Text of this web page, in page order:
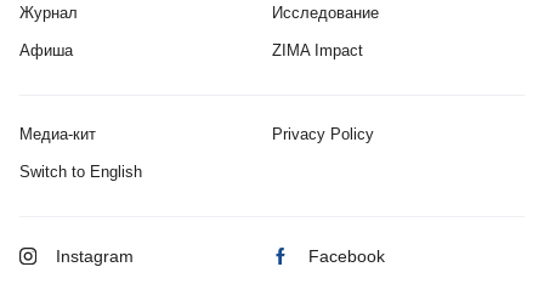
Журнал
Афиша
Исследование
ZIMA Impact
Медиа-кит Privacy Policy
Switch to English
Instagram Facebook